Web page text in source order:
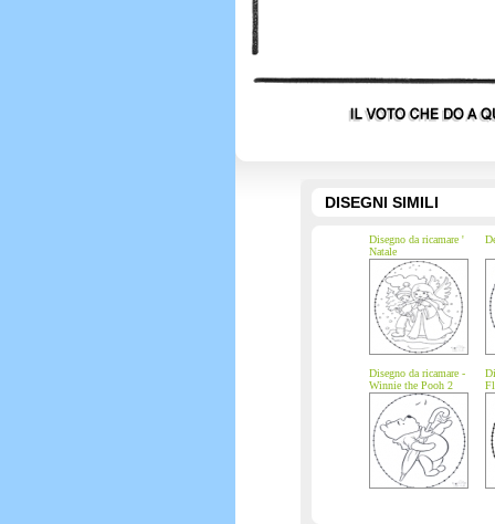
DISEGNI SIMILI
Disegno da ricamare '
Natale
Disegno da ricamare -
Winnie the Pooh 2